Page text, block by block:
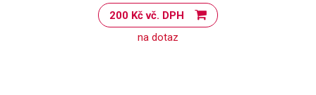
200 Kč vč. DPH
na dotaz